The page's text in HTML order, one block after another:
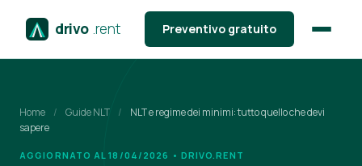
drivo .rent Preventivo gratuito
Home / Guide NLT /
NLT e regime dei minimi: tutto quello che devi
sapere
AGGIORNATO AL 18/04/2026 • DRIVO.RENT